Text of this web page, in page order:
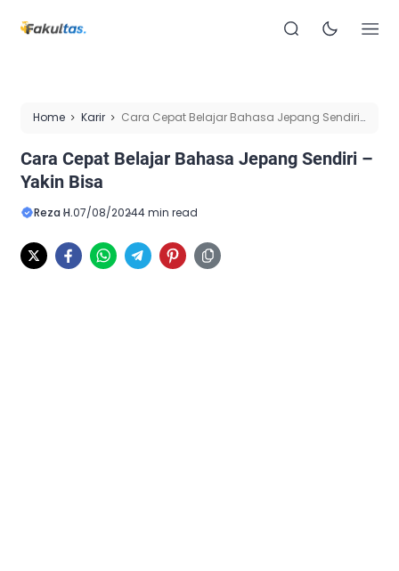
Home Karir
Cara Cepat Belajar Bahasa Jepang Sendiri
Cara Cepat Belajar Bahasa Jepang Sendiri –
Yakin Bisa
Reza H.07/08/20244 min read